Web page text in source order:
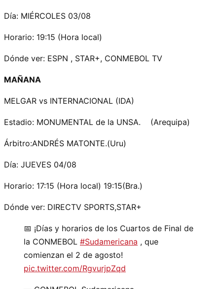
Día: MIÉRCOLES 03/08
Horario: 19:15 (Hora local)
Dónde ver: ESPN , STAR+, CONMEBOL TV
MAÑANA
MELGAR vs INTERNACIONAL (IDA)
Estadio: MONUMENTAL de la UNSA. (Arequipa)
Árbitro:ANDRÉS MATONTE.(Uru)
Día: JUEVES 04/08
Horario: 17:15 (Hora local) 19:15(Bra.)
Dónde ver: DIRECTV SPORTS,STAR+
📅 ¡Días y horarios de los Cuartos de Final de
la CONMEBOL #Sudamericana , que
comienzan el 2 de agosto!
pic.twitter.com/RgvurjpZqd